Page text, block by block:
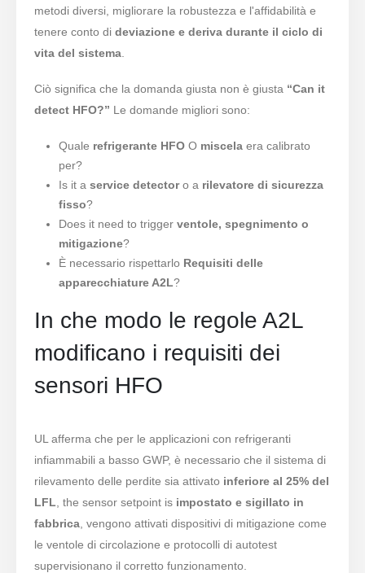
metodi diversi, migliorare la robustezza e l'affidabilità e
tenere conto dideviazione e deriva durante il ciclo di
vita del sistema
Ciò significa che la domanda giusta non è giusta “Can it
detect HFO?” Le domande migliori sono:
Quale refrigerante HFOO miscelaera calibrato
per?
Is it a service detectoro a rilevatore di sicurezza
fisso?
Does it need to trigger ventole, spegnimento o
mitigazione?
È necessario rispettarlo Requisiti delle
apparecchiature A2L?
In che modo le regole A2L
modificano i requisiti dei
sensori HFO
UL afferma che per le applicazioni con refrigeranti
infiammabili a basso GWP, è necessario che il sistema di
rilevamento delle perdite sia attivato inferiore al 25% del
LFL , the sensor setpoint is impostato e sigillato in
fabbrica , vengono attivati ​​dispositivi di mitigazione come
le ventole di circolazione e protocolli di autotest
supervisionano il corretto funzionamento.